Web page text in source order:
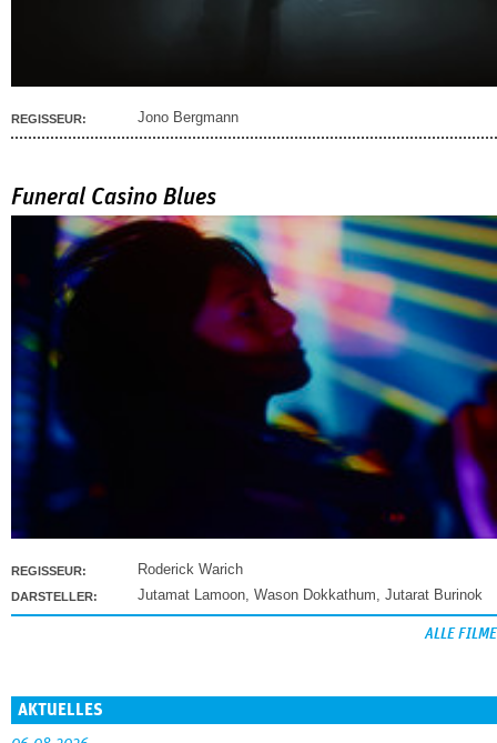
REGISSEUR: Jono Bergmann
Funeral Casino Blues
REGISSEUR: Roderick Warich
DARSTELLER: Jutamat Lamoon, Wason Dokkathum, Jutarat Burinok
ALLE FILME
AKTUELLES